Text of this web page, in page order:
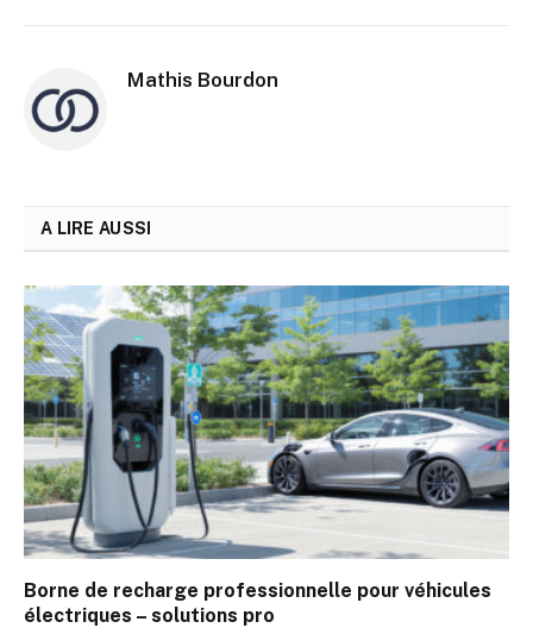
Mathis Bourdon
A LIRE AUSSI
Borne de recharge professionnelle pour véhicules
électriques – solutions pro